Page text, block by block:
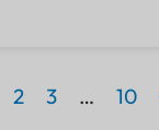
2 3 … 10